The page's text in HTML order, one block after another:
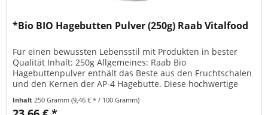
*Bio BIO Hagebutten Pulver (250g) Raab Vitalfood
Für einen bewussten Lebensstil mit Produkten in bester
Qualität Inhalt: 250g Allgemeines: Raab Bio
Hagebuttenpulver enthält das Beste aus den Fruchtschalen
und den Kernen der AP-4 Hagebutte. Diese hochwertige
ländlichen Gebieten im Süden Chiles angebaut. Ihre
Inhalt250 Gramm(9,46 € * / 100 Gramm)